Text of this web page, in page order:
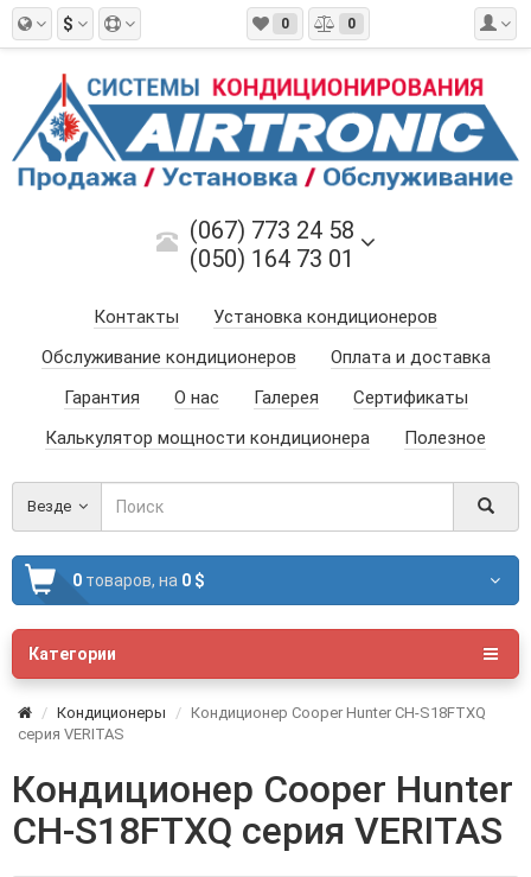
$ 0 0
(067) 773 24 58
(050) 164 73 01
Контакты
Установка кондиционеров
Обслуживание кондиционеров
Оплата и доставка
Гарантия
О нас Галерея
Сертификаты
Калькулятор мощности кондиционера
Полезное
Везде
0 товаров, на 0 $
Категории
Кондиционеры
Кондиционер Cooper Hunter CH-S18FTXQ
серия VERITAS
Кондиционер Cooper Hunter
CH-S18FTXQ серия VERITAS